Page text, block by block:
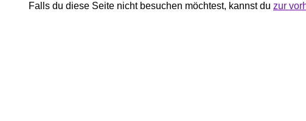
Falls du diese Seite nicht besuchen möchtest, kannst du zur